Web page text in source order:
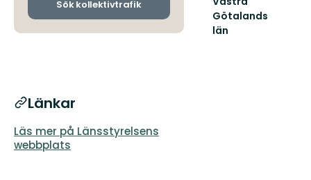
Sök kollektivtrafik
Länkar
Läs mer på Länsstyrelsens
webbplats
Götalands
län